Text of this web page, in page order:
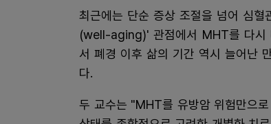
최근에는 단순 증상 조절을 넘어 심혈
(well-aging)' 관점에서 MHT를 다시
서 폐경 이후 삶의 기간 역시 늘어난
다.
두 교수는 "MHT를 유방암 위험만으